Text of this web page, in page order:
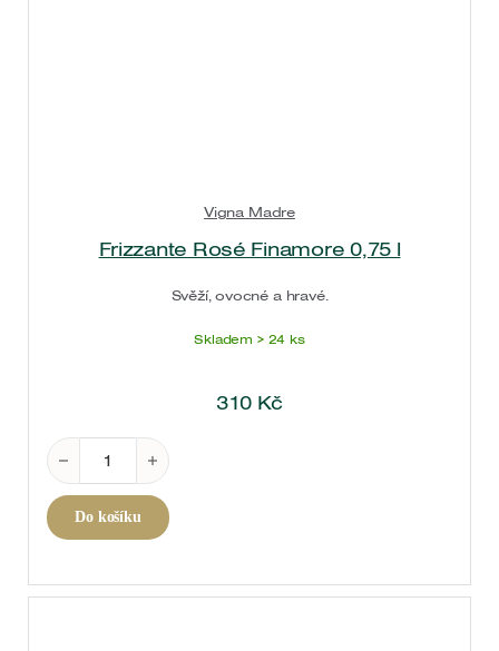
Vigna Madre
Frizzante Rosé Finamore 0,75 l
Svěží, ovocné a hravé.
Skladem > 24 ks
310 Kč
Frizzante Rosé Finamore 0,75 l množství
Do košíku